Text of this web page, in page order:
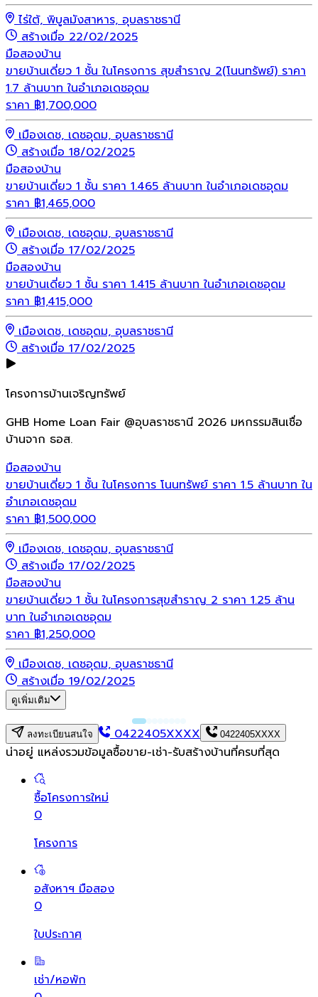
ไร่ใต้, พิบูลมังสาหาร, อุบลราชธานี
สร้างเมื่อ 22/02/2025
มือสองบ้าน
ขายบ้านเดี่ยว 1 ชั้น ในโครงการ สุขสำราญ 2(โนนทรัพย์) ราคา
1.7 ล้านบาท ในอำเภอเดชอุดม
ราคา ฿1,700,000
เมืองเดช, เดชอุดม, อุบลราชธานี
สร้างเมื่อ 18/02/2025
มือสองบ้าน
ขายบ้านเดี่ยว 1 ชั้น ราคา 1.465 ล้านบาท ในอำเภอเดชอุดม
ราคา ฿1,465,000
เมืองเดช, เดชอุดม, อุบลราชธานี
สร้างเมื่อ 17/02/2025
มือสองบ้าน
ขายบ้านเดี่ยว 1 ชั้น ราคา 1.415 ล้านบาท ในอำเภอเดชอุดม
ราคา ฿1,415,000
เมืองเดช, เดชอุดม, อุบลราชธานี
สร้างเมื่อ 17/02/2025
โครงการบ้านเจริญทรัพย์
GHB Home Loan Fair @อุบลราชธานี 2026 มหกรรมสินเชื่อ
บ้านจาก ธอส.
มือสองบ้าน
ขายบ้านเดี่ยว 1 ชั้น ในโครงการ โนนทรัพย์ ราคา 1.5 ล้านบาท ใน
อำเภอเดชอุดม
ราคา ฿1,500,000
เมืองเดช, เดชอุดม, อุบลราชธานี
สร้างเมื่อ 17/02/2025
มือสองบ้าน
ขายบ้านเดี่ยว 1 ชั้น ในโครงการสุขสำราญ 2 ราคา 1.25 ล้าน
บาท ในอำเภอเดชอุดม
ราคา ฿1,250,000
เมืองเดช, เดชอุดม, อุบลราชธานี
สร้างเมื่อ 19/02/2025
ดูเพิ่มเติม
ลงทะเบียนสนใจ 0422405XXXX 0422405XXXX
น่าอยู่ แหล่งรวมข้อมูลซื้อขาย-เช่า-รับสร้างบ้านที่ครบที่สุด
ซื้อโครงการใหม่
0
โครงการ
อสังหาฯ มือสอง
0
ใบประกาศ
เช่า/หอพัก